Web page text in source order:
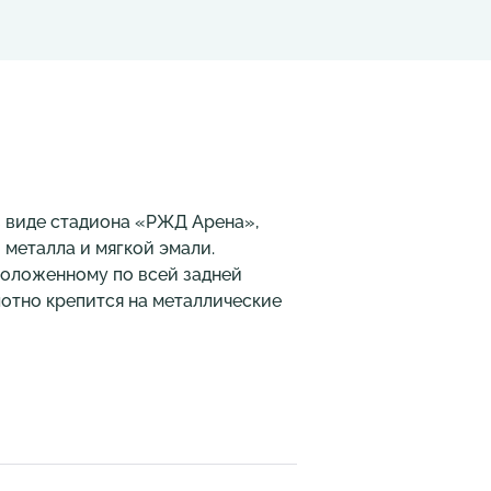
виде стадиона «РЖД Арена»,
и мягкой эмали.
по всей задней
крепится на металлические